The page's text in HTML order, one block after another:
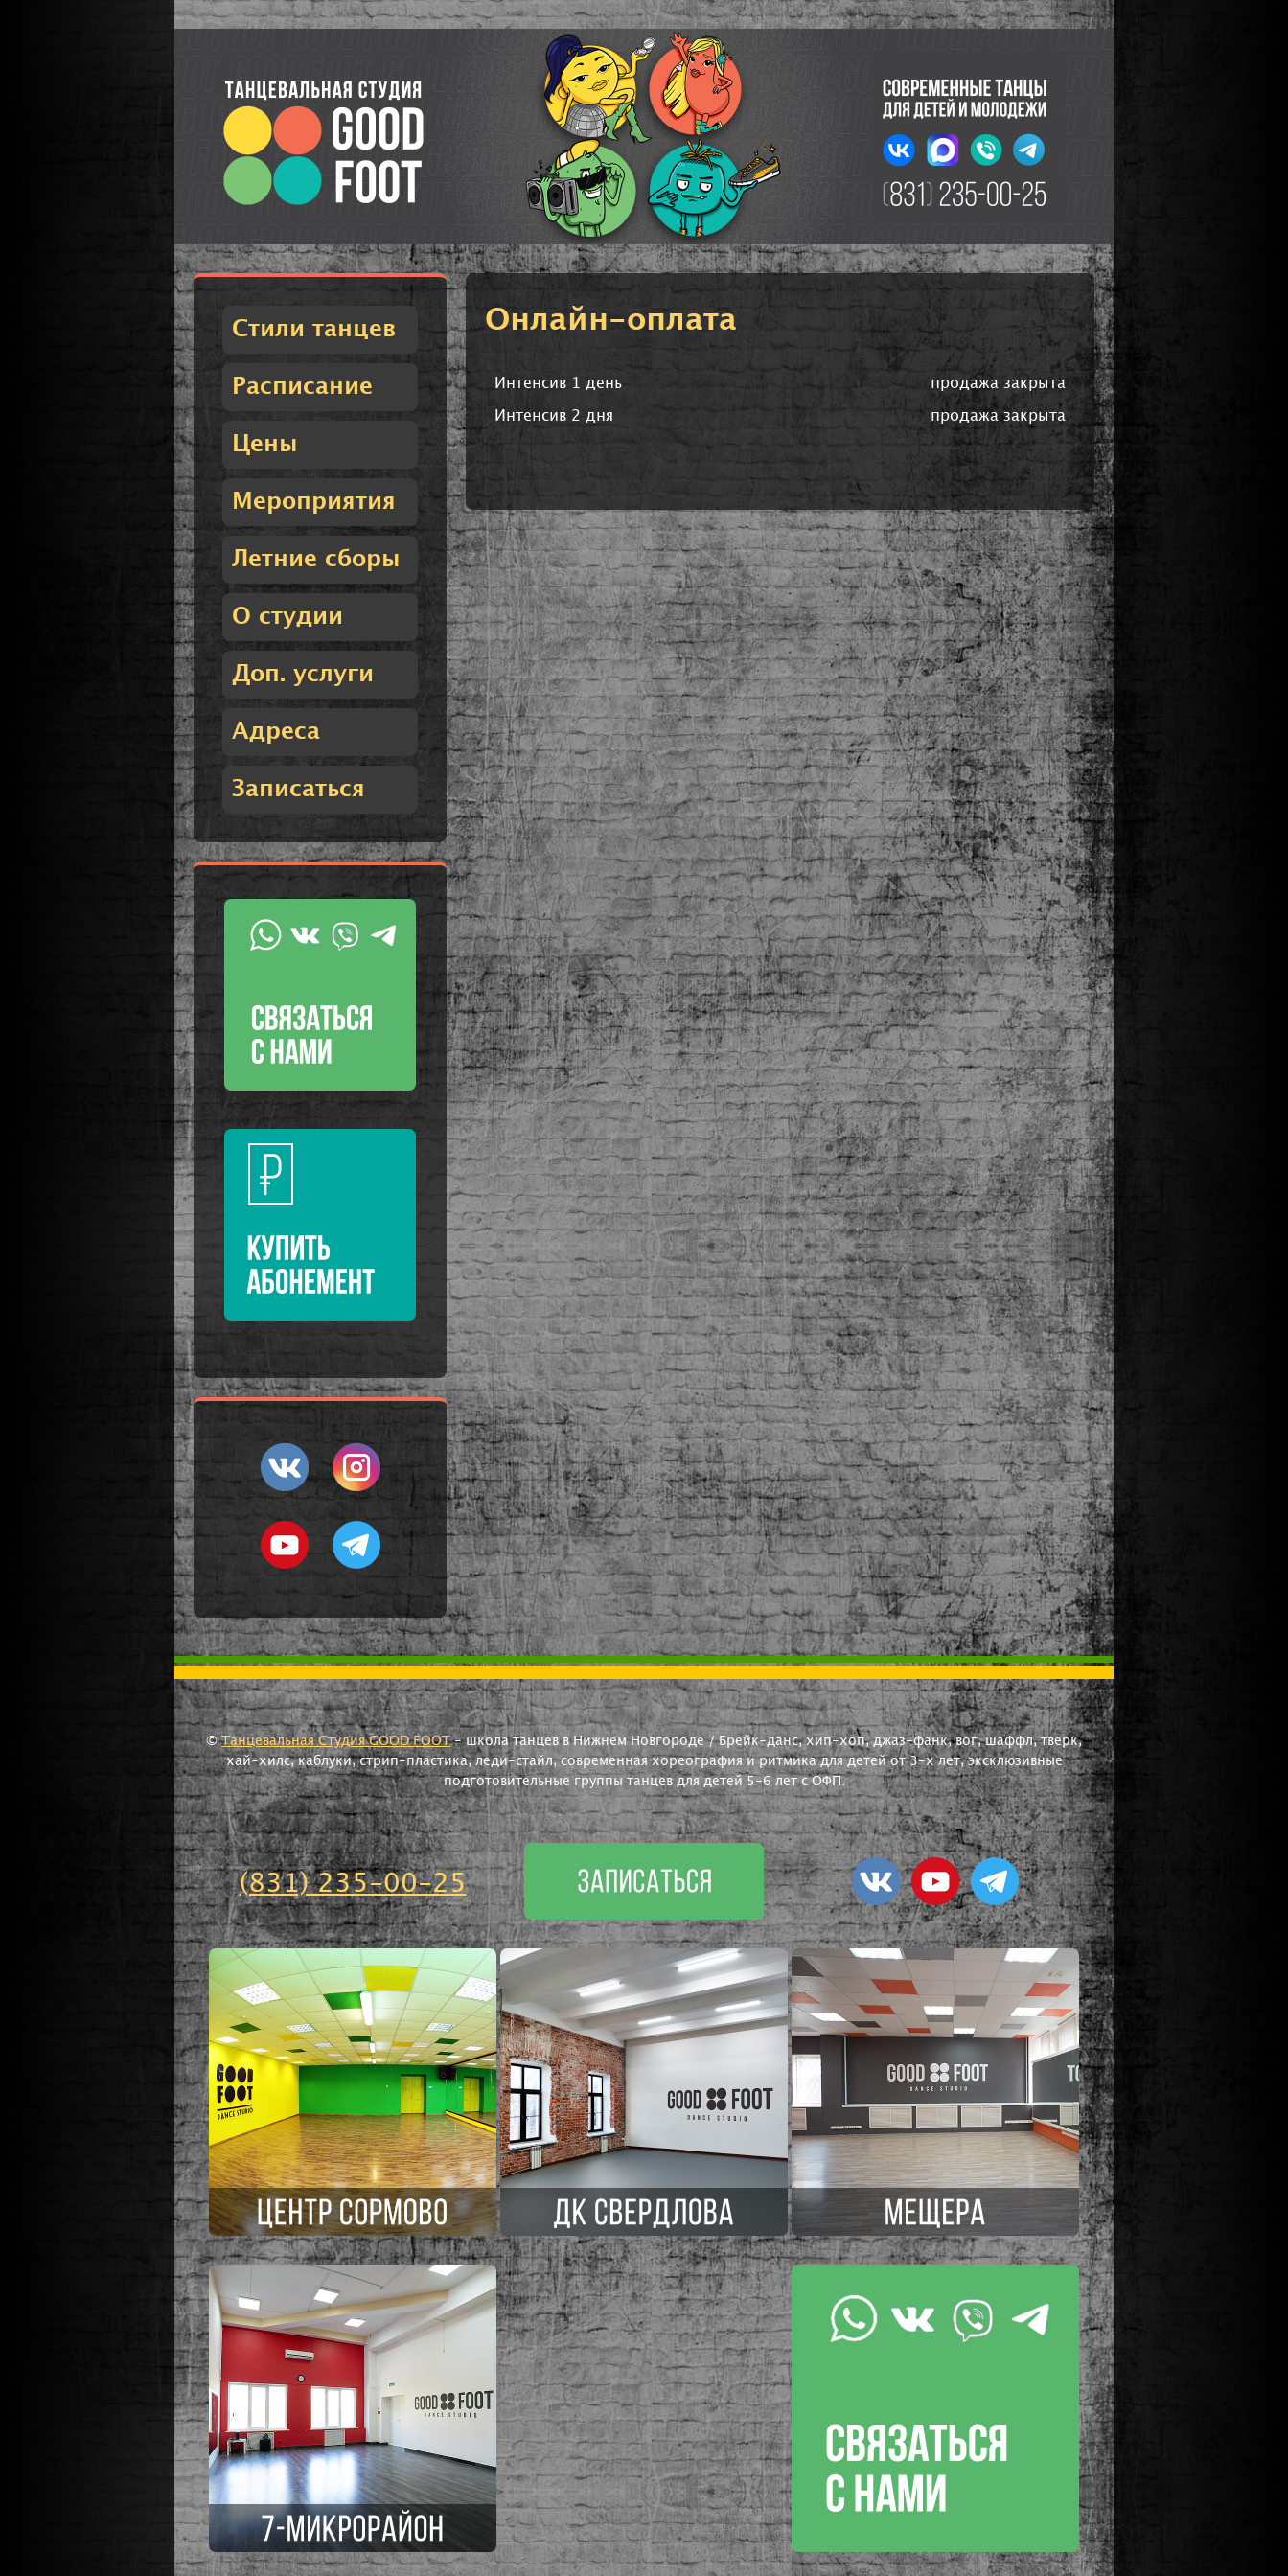
Стили танцев
Расписание
Цены
Мероприятия
Летние сборы
О студии
Доп. услуги
Адреса
Записаться
Онлайн-оплата
Интенсив 1 день продажа закрыта
Интенсив 2 дня продажа закрыта
©Танцевальная Студия GOOD FOOT- школа танцев в Нижнем Новгороде / Брейк-данс, хип-хоп, джаз-фанк, вог, шаффл, тверк,
хай-хилс, каблуки, стрип-пластика, леди-стайл, современная хореография и ритмика для детей от 3-х лет, эксклюзивные
подготовительные группы танцев для детей 5-6 лет с ОФП.
(831) 235-00-25